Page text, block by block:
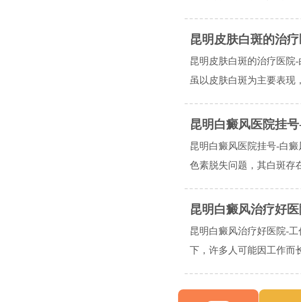
昆明皮肤白斑的治
昆明皮肤白斑的治疗医院
虽以皮肤白斑为主要表现
昆明白癜风医院挂
昆明白癜风医院挂号-白
色素脱失问题，其白斑存
昆明白癜风治疗好
昆明白癜风治疗好医院-
下，许多人可能因工作而